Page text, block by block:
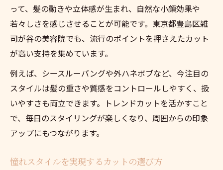
髪質に合わせたカットで美しさ長持ち
髪質別のカットでトレンドも美しさも維持
カットが変える髪質改善とスタイルの持続
自分の髪質に合うカットで理想のヘアに近
づく
トレンドも髪質も大切にするカット術
カットで失敗しないトレンドスタイルの選
って、髪の動きや立体感が生まれ、自然な小顔効果や
若々しさを感じさせることが可能です。東京都豊島区雑
司が谷の美容院でも、流行のポイントを押さえたカット
が高い支持を集めています。
例えば、シースルーバングや外ハネボブなど、今注目の
スタイルは髪の重さや質感をコントロールしやすく、扱
いやすさも両立できます。トレンドカットを活かすこと
で、毎日のスタイリングが楽しくなり、周囲からの印象
アップにもつながります。
憧れスタイルを実現するカットの選び方